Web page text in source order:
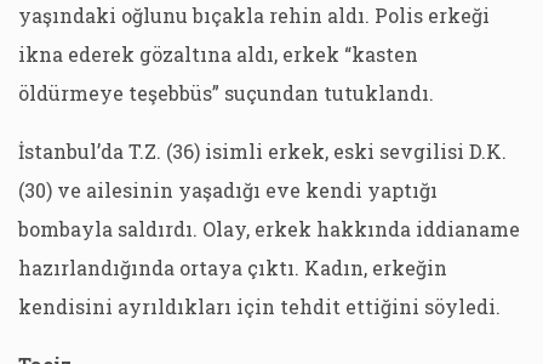
yaşındaki oğlunu bıçakla rehin aldı. Polis erkeği
ikna ederek gözaltına aldı, erkek “kasten
öldürmeye teşebbüs” suçundan tutuklandı.
İstanbul’da T.Z. (36) isimli erkek, eski sevgilisi D.K.
(30) ve ailesinin yaşadığı eve kendi yaptığı
bombayla saldırdı. Olay, erkek hakkında iddianame
hazırlandığında ortaya çıktı. Kadın, erkeğin
kendisini ayrıldıkları için tehdit ettiğini söyledi.